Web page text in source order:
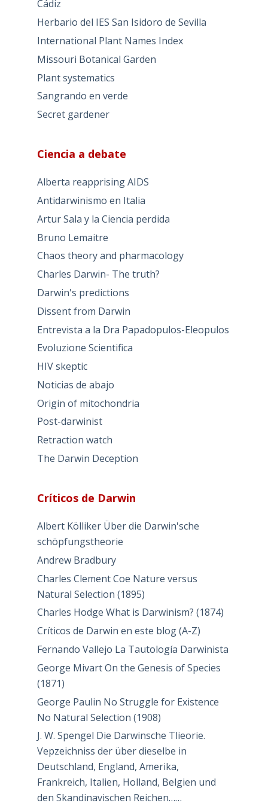
Cádiz
Herbario del IES San Isidoro de Sevilla
International Plant Names Index
Missouri Botanical Garden
Plant systematics
Sangrando en verde
Secret gardener
Ciencia a debate
Alberta reapprising AIDS
Antidarwinismo en Italia
Artur Sala y la Ciencia perdida
Bruno Lemaitre
Chaos theory and pharmacology
Charles Darwin- The truth?
Darwin's predictions
Dissent from Darwin
Entrevista a la Dra Papadopulos-Eleopulos
Evoluzione Scientifica
HIV skeptic
Noticias de abajo
Origin of mitochondria
Post-darwinist
Retraction watch
The Darwin Deception
Críticos de Darwin
Albert Kölliker Über die Darwin'sche
schöpfungstheorie
Andrew Bradbury
Charles Clement Coe Nature versus
Natural Selection (1895)
Charles Hodge What is Darwinism? (1874)
Críticos de Darwin en este blog (A-Z)
Fernando Vallejo La Tautología Darwinista
George Mivart On the Genesis of Species
(1871)
George Paulin No Struggle for Existence
No Natural Selection (1908)
J. W. Spengel Die Darwinsche Tlieorie.
Vepzeichniss der über dieselbe in
Deutschland, England, Amerika,
Frankreich, Italien, Holland, Belgien und
den Skandinavischen Reichen……